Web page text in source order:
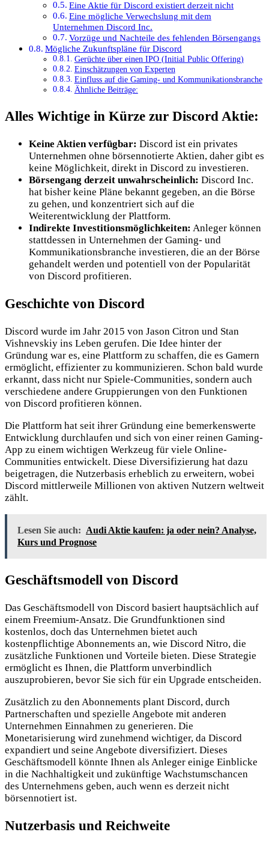
Eine Aktie für Discord existiert derzeit nicht
Eine mögliche Verwechslung mit dem
Unternehmen Discord Inc.
Vorzüge und Nachteile des fehlenden Börsengangs
Mögliche Zukunftspläne für Discord
Gerüchte über einen IPO (Initial Public Offering)
Einschätzungen von Experten
Einfluss auf die Gaming- und Kommunikationsbranche
Ähnliche Beiträge:
Alles Wichtige in Kürze zur Discord Aktie:
Keine Aktien verfügbar: Discord ist ein privates
Unternehmen ohne börsennotierte Aktien, daher gibt es
keine Möglichkeit, direkt in Discord zu investieren.
Börsengang derzeit unwahrscheinlich: Discord Inc.
hat bisher keine Pläne bekannt gegeben, an die Börse
zu gehen, und konzentriert sich auf die
Weiterentwicklung der Plattform.
Indirekte Investitionsmöglichkeiten: Anleger können
stattdessen in Unternehmen der Gaming- und
Kommunikationsbranche investieren, die an der Börse
gehandelt werden und potentiell von der Popularität
von Discord profitieren.
Geschichte von Discord
Discord wurde im Jahr 2015 von Jason Citron und Stan
Vishnevskiy ins Leben gerufen. Die Idee hinter der
Gründung war es, eine Plattform zu schaffen, die es Gamern
ermöglicht, effizienter zu kommunizieren. Schon bald wurde
erkannt, dass nicht nur Spiele-Communities, sondern auch
verschiedene andere Gruppierungen von den Funktionen
von Discord profitieren können.
Die Plattform hat seit ihrer Gründung eine bemerkenswerte
Entwicklung durchlaufen und sich von einer reinen Gaming-
App zu einem wichtigen Werkzeug für viele Online-
Communities entwickelt. Diese Diversifizierung hat dazu
beigetragen, die Nutzerbasis erheblich zu erweitern, wobei
Discord mittlerweile Millionen von aktiven Nutzern weltweit
zählt.
Lesen Sie auch: Audi Aktie kaufen: ja oder nein? Analyse,
Kurs und Prognose
Geschäftsmodell von Discord
Das Geschäftsmodell von Discord basiert hauptsächlich auf
einem Freemium-Ansatz. Die Grundfunktionen sind
kostenlos, doch das Unternehmen bietet auch
kostenpflichtige Abonnements an, wie Discord Nitro, die
zusätzliche Funktionen und Vorteile bieten. Diese Strategie
ermöglicht es Ihnen, die Plattform unverbindlich
auszuprobieren, bevor Sie sich für ein Upgrade entscheiden.
Zusätzlich zu den Abonnements plant Discord, durch
Partnerschaften und spezielle Angebote mit anderen
Unternehmen Einnahmen zu generieren. Die
Monetarisierung wird zunehmend wichtiger, da Discord
expandiert und seine Angebote diversifiziert. Dieses
Geschäftsmodell könnte Ihnen als Anleger einige Einblicke
in die Nachhaltigkeit und zukünftige Wachstumschancen
des Unternehmens geben, auch wenn es derzeit nicht
börsennotiert ist.
Nutzerbasis und Reichweite